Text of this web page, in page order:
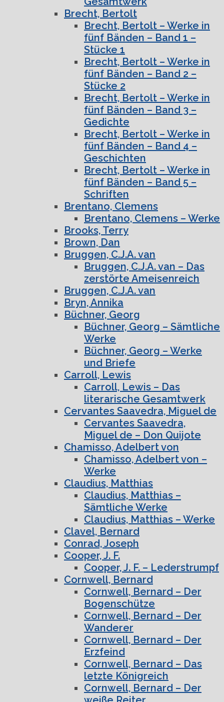
Brecht, Bertolt
Brecht, Bertolt – Werke in
fünf Bänden – Band 1 –
Stücke 1
Brecht, Bertolt – Werke in
fünf Bänden – Band 2 –
Stücke 2
Brecht, Bertolt – Werke in
fünf Bänden – Band 3 –
Gedichte
Brecht, Bertolt – Werke in
fünf Bänden – Band 4 –
Geschichten
Brecht, Bertolt – Werke in
fünf Bänden – Band 5 –
Schriften
Brentano, Clemens
Brentano, Clemens – Werke
Brooks, Terry
Brown, Dan
Bruggen, C.J.A. van
Bruggen, C.J.A. van – Das
zerstörte Ameisenreich
Bruggen, C.J.A. van
Bryn, Annika
Büchner, Georg
Büchner, Georg – Sämtliche
Werke
Büchner, Georg – Werke
und Briefe
Carroll, Lewis
Carroll, Lewis – Das
literarische Gesamtwerk
Cervantes Saavedra, Miguel de
Cervantes Saavedra,
Miguel de – Don Quijote
Chamisso, Adelbert von
Chamisso, Adelbert von –
Werke
Claudius, Matthias
Claudius, Matthias –
Sämtliche Werke
Claudius, Matthias – Werke
Clavel, Bernard
Conrad, Joseph
Cooper, J. F.
Cooper, J. F. – Lederstrumpf
Cornwell, Bernard
Cornwell, Bernard – Der
Bogenschütze
Cornwell, Bernard – Der
Wanderer
Cornwell, Bernard – Der
Erzfeind
Cornwell, Bernard – Das
letzte Königreich
Cornwell, Bernard – Der